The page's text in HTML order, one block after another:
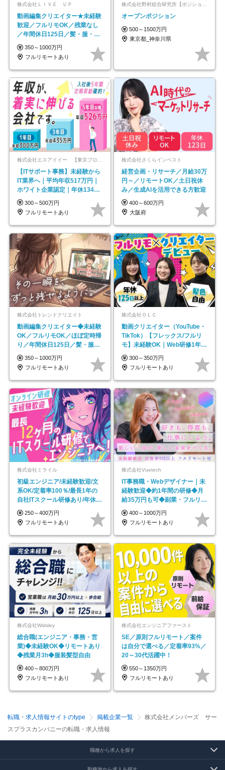
株式会社ＬＩＶＥ ＵＰ
動画編集クリエイター★未経験
歓迎／フルリモOK／残業なし
／年間休日125日／髪・服・ネ
イル自由／研修充実で安心
350～1000万円
フルリモートあり
オープンポジション
500～1500万円
東京都_神奈川県
【ITサポート事務】未経験から
IT業界へ｜平均年収517万円｜
ホワイト企業認定｜年休134日
｜リモートOK
300～500万円
フルリモートあり
株式会社さくらインベスト
経営企画・リサーチ／月給30万
円～／リモートOK／土日祝休
み／生成AIを活用できる方歓迎
400～600万円
大阪府
株式会社トレンドクリエイト
動画編集クリエイター◆未経験
OK／フルリモOK／ほぼ定時帰
り／年間休日125日／髪・服・
ネイル自由／副業OK
350～1000万円
フルリモートあり
株式会社ＯＬＣ
動画クリエイター（YouTube・
TikTok）【フレックス/フルリ
モ】未経験OK｜Web研修1年間
｜副業OK
300～350万円
フルリモートあり
株式会社ミライル
初級エンジニア/未経験歓迎/文
系OK/定着率100％/最長1年の
自社ITスクール研修あり/年休
130日
250～400万円
フルリモートあり
株式会社Vuetech
IT事務職・Webデザイナー｜未
経験歓迎◆約1年間の研修◆月
給35万円も可◆副業・フルリモ
ート可◆年休126日
400～1000万円
フルリモートあり
株式会社Widsley
総合職(エンジニア・事務・営
業)◆未経験OK◆リモートあり
◆残業月3h◆服装髪型自由
400～800万円
フルリモートあり
株式会社エンジニアファースト
SE／原則フルリモート／案件
は自分で選べる／定着率93%／
20～30代活躍中！
550～1350万円
フルリモートあり
転職・求人情報サイトのtype 掲載企業一覧
株式会社メンバーズ サー
スプラスカンパニーの転職・求人情報
職種から求人を探す